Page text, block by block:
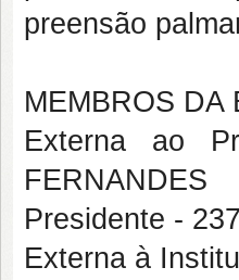
preensão
MEMBROS DA
Externa ao
FERNANDES
Presidente -
Externa à